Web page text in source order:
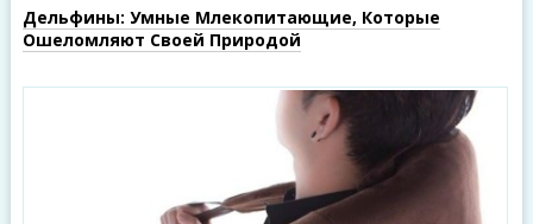
Дельфины: Умные Млекопитающие, Которые
Ошеломляют Своей Природой